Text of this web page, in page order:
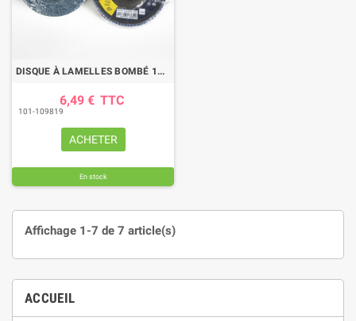
ACCUEIL
DISQUE À LAMELLES BOMBÉ 115 MM GRAIN 40 BLUE PRO
6,49 € TTC
101-109819
ACHETER
En stock
Affichage 1-7 de 7 article(s)